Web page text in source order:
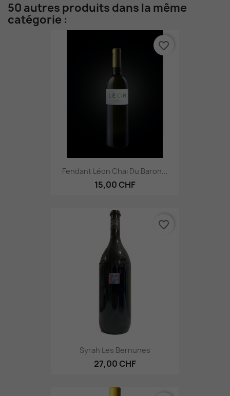
50 autres produits dans la même
catégorie :
Fendant Léon Chai Du Baron...
15,00 CHF
favorite_border
Syrah Les Bernunes
27,00 CHF
favorite_border